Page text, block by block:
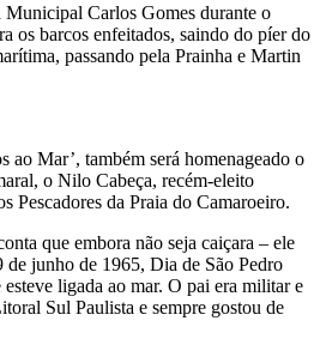
Carlos Gomes durante o
os barcos enfeitados, saindo do píer do
passando pela Prainha e Martin
ao Mar’, também será homenageado o
o Nilo Cabeça, recém-eleito
Pescadores da Praia do Camaroeiro.
que embora não seja caiçara – ele
de junho de 1965, Dia de São Pedro
ligada ao mar. O pai era militar e
Sul Paulista e sempre gostou de